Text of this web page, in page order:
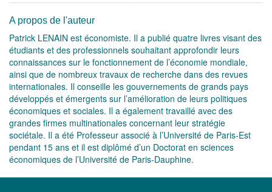
A propos de l'auteur
Patrick LENAIN est économiste. Il a publié quatre livres visant des
étudiants et des professionnels souhaitant approfondir leurs
connaissances sur le fonctionnement de l’économie mondiale,
ainsi que de nombreux travaux de recherche dans des revues
internationales. Il conseille les gouvernements de grands pays
développés et émergents sur l’amélioration de leurs politiques
économiques et sociales. Il a également travaillé avec des
grandes firmes multinationales concernant leur stratégie
sociétale. Il a été Professeur associé à l’Université de Paris-Est
pendant 15 ans et il est diplômé d’un Doctorat en sciences
économiques de l’Université de Paris-Dauphine.